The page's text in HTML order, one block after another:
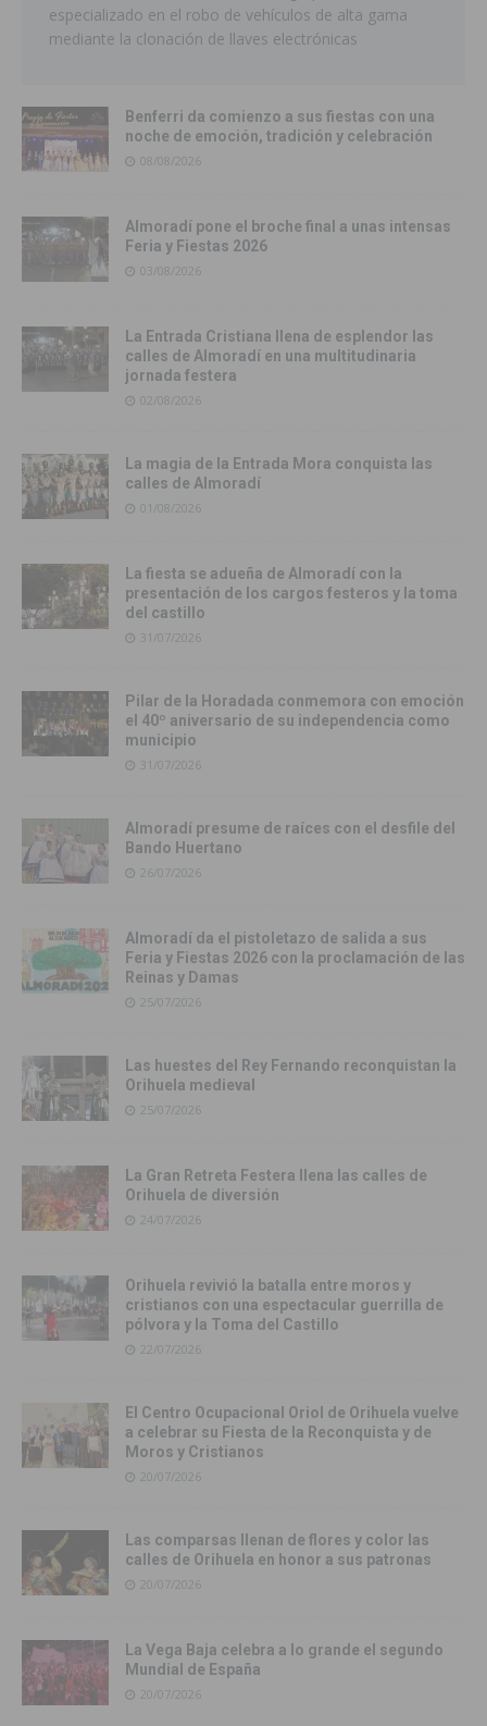
especializado en el robo de vehículos de alta gama
mediante la clonación de llaves electrónicas
Benferri da comienzo a sus fiestas con una
noche de emoción, tradición y celebración
08/08/2026
Almoradí pone el broche final a unas intensas
Feria y Fiestas 2026
03/08/2026
La Entrada Cristiana llena de esplendor las
calles de Almoradí en una multitudinaria
jornada festera
02/08/2026
La magia de la Entrada Mora conquista las
calles de Almoradí
01/08/2026
La fiesta se adueña de Almoradí con la
presentación de los cargos festeros y la toma
del castillo
31/07/2026
Pilar de la Horadada conmemora con emoción
el 40º aniversario de su independencia como
municipio
31/07/2026
Almoradí presume de raíces con el desfile del
Bando Huertano
26/07/2026
Almoradí da el pistoletazo de salida a sus
Feria y Fiestas 2026 con la proclamación de las
Reinas y Damas
25/07/2026
Las huestes del Rey Fernando reconquistan la
Orihuela medieval
25/07/2026
La Gran Retreta Festera llena las calles de
Orihuela de diversión
24/07/2026
Orihuela revivió la batalla entre moros y
cristianos con una espectacular guerrilla de
pólvora y la Toma del Castillo
22/07/2026
El Centro Ocupacional Oriol de Orihuela vuelve
a celebrar su Fiesta de la Reconquista y de
Moros y Cristianos
20/07/2026
Las comparsas llenan de flores y color las
calles de Orihuela en honor a sus patronas
20/07/2026
La Vega Baja celebra a lo grande el segundo
Mundial de España
20/07/2026